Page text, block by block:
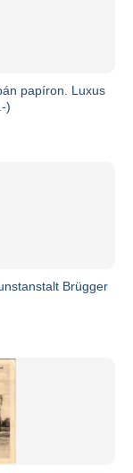
papíron. Luxus
)
Brügger